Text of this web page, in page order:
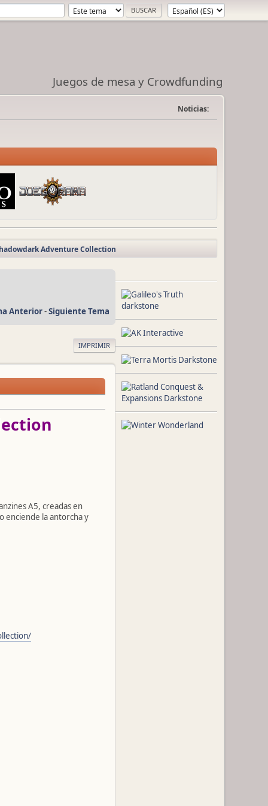
Juegos de mesa y Crowdfunding
Noticias:
Adventure Collection
Anterior-Siguiente Tema
IMPRIMIR
A5, creadas en
enciende la antorcha y